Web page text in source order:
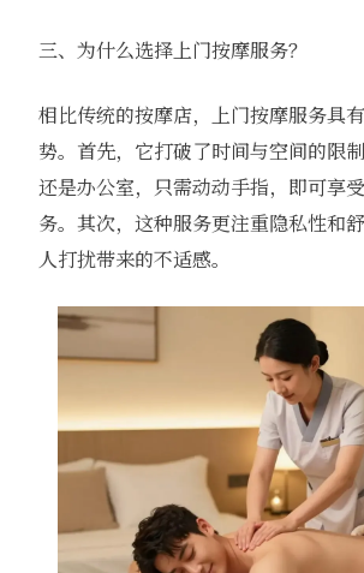
三、为什么选择上门按摩服务？
相比传统的按摩店，上门按摩服务具
势。首先，它打破了时间与空间的限
还是办公室，只需动动手指，即可享
务。其次，这种服务更注重隐私性和
人打扰带来的不适感。